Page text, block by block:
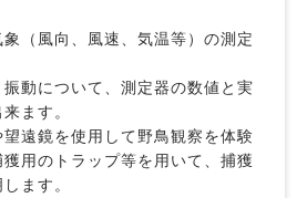
（風向、風速、気温等）の測定
動について、測定器の数値と実
ます。
遠鏡を使用して野鳥観察を体験
用のトラップ等を用いて、捕獲
ます。